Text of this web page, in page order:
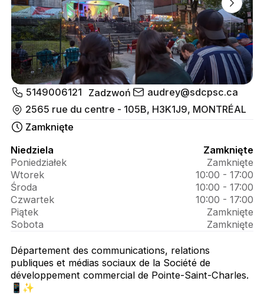
O SDC
Pointe-
Saint-
Charles
-
Audrey
Gosselin
5149006121 Zadzwoń
audrey@sdcpsc.ca
2565 rue du centre - 105B, H3K1J9, MONTRÉAL
Zamknięte
Niedziela
Zamknięte
Poniedziałek
Zamknięte
Wtorek
10:00 - 17:00
Środa
10:00 - 17:00
Czwartek
10:00 - 17:00
Piątek
Zamknięte
Sobota
Zamknięte
Département des communications, relations
publiques et médias sociaux de la Société de
développement commercial de Pointe-Saint-Charles.
📱✨